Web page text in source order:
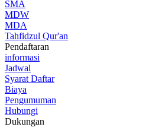
SMA
MDW
MDA
Tahfidzul Qur'an
Pendaftaran
informasi
Jadwal
Syarat Daftar
Biaya
Pengumuman
Hubungi
Dukungan